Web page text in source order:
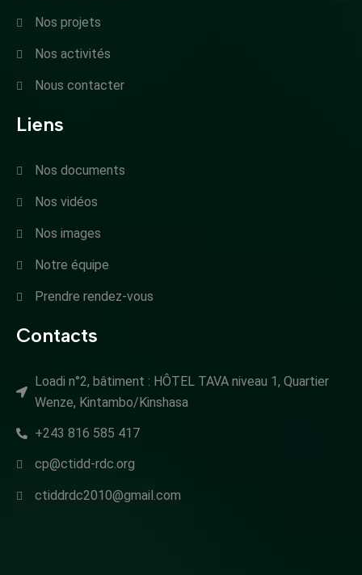
Nos projets
Nos activités
Nous contacter
Liens
Nos documents
Nos vidéos
Nos images
Notre équipe
Prendre rendez-vous
Contacts
Loadi n°2, bâtiment : HÔTEL TAVA niveau 1, Quartier
Wenze, Kintambo/Kinshasa
+243 816 585 417
cp@ctidd-rdc.org
ctiddrdc2010@gmail.com